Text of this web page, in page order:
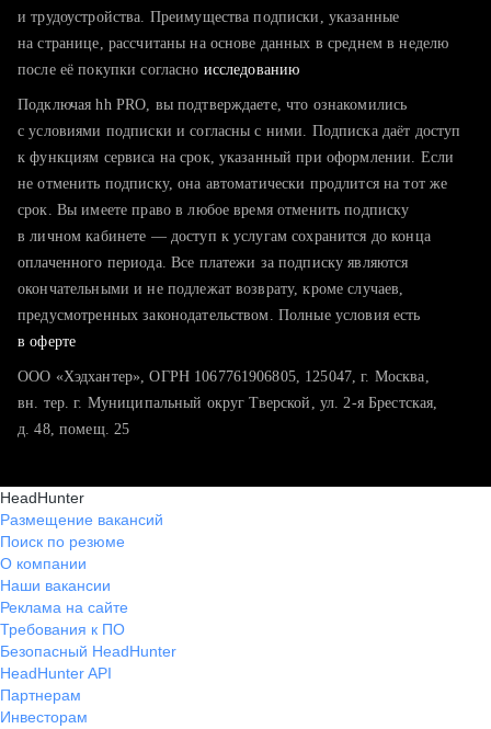
тратите много времени на поиск и вручную поднимаете
хотите сравнить себя с конкурентами и оценить шансы
и трудоустройства. Преимущества подписки, указанные
на странице, рассчитаны на основе данных в среднем в неделю
после её покупки согласно исследованию
Подключая hh PRO, вы подтверждаете, что ознакомились
с условиями подписки и согласны с ними. Подписка даёт доступ
к функциям сервиса на срок, указанный при оформлении. Если
не отменить подписку, она автоматически продлится на тот же
срок. Вы имеете право в любое время отменить подписку
в личном кабинете — доступ к услугам сохранится до конца
оплаченного периода. Все платежи за подписку являются
окончательными и не подлежат возврату, кроме случаев,
предусмотренных законодательством. Полные условия есть
в оферте
ООО «Хэдхантер», ОГРН 1067761906805, 125047, г. Москва,
вн. тер. г. Муниципальный округ Тверской, ул. 2-я Брестская,
д. 48, помещ. 25
HeadHunter
Размещение вакансий
Поиск по резюме
О компании
Наши вакансии
Реклама на сайте
Требования к ПО
Безопасный HeadHunter
HeadHunter API
Партнерам
Инвесторам